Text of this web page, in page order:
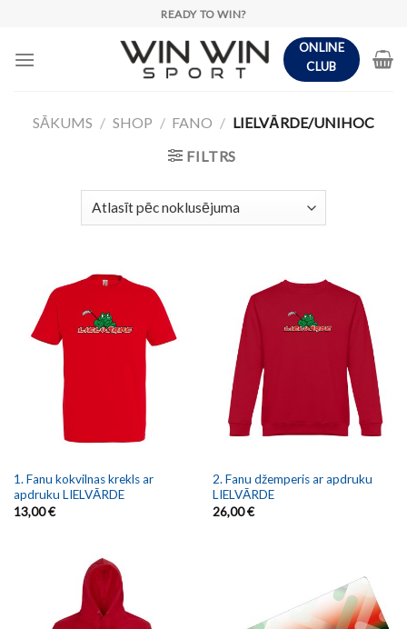
content
READY TO WIN?
ONLINE
CLUB
SĀKUMS / SHOP / FANO / LIELVĀRDE/UNIHOC
FILTRS
1. Fanu kokvilnas krekls ar
apdruku LIELVĀRDE
13,00€
2. Fanu džemperis ar apdruku
LIELVĀRDE
26,00€